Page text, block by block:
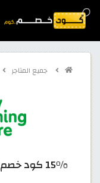
جميع المتاجر